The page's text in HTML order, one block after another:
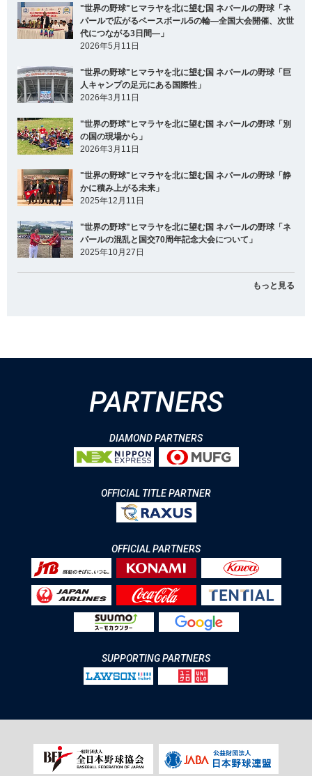
"世界の野球"ヒマラヤを北に望む国 ネパールの野球「ネ
パールで広がるベースボール5の輪―全国大会開催、次世
代につながる3日間―」
2026年5月11日
"世界の野球"ヒマラヤを北に望む国 ネパールの野球「巨
人キャンプの足元にある国際性」
2026年3月11日
"世界の野球"ヒマラヤを北に望む国 ネパールの野球「別
の国の現場から」
2026年3月11日
"世界の野球"ヒマラヤを北に望む国 ネパールの野球「静
かに積み上がる未来」
2025年12月11日
"世界の野球"ヒマラヤを北に望む国 ネパールの野球「ネ
パールの混乱と国交70周年記念大会について」
2025年10月27日
もっと見る
PARTNERS
DIAMOND PARTNERS
OFFICIAL TITLE PARTNER
OFFICIAL PARTNERS
SUPPORTING PARTNERS